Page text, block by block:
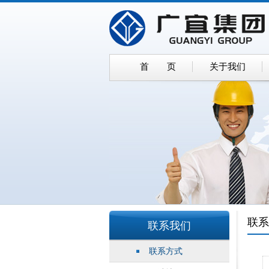
首 页 关于我们
联系我们
联系方式
联